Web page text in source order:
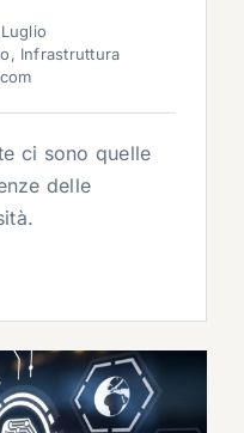
, Infrastruttura
ci sono quelle
delle